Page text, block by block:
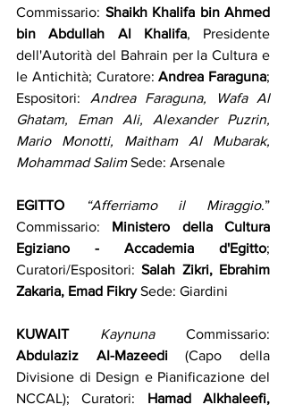
Commissario: Shaikh Khalifa bin Ahmed
bin Abdullah Al Khalifa, Presidente
dell'Autorità del Bahrain per la Cultura e
le Antichità; Curatore: Andrea Faraguna;
Espositori: Andrea Faraguna, Wafa Al
Ghatam, Eman Ali, Alexander Puzrin,
Mario Monotti, Maitham Al Mubarak,
Mohammad Salim Sede: Arsenale
EGITTO “Afferriamo il Miraggio.”
Commissario: Ministero della Cultura
Egiziano - Accademia d'Egitto;
Curatori/Espositori: Salah Zikri, Ebrahim
Zakaria, Emad Fikry Sede: Giardini
KUWAIT Kaynuna
Abdulaziz AI-Mazeedi (Capo della
Divisione di Design e Pianificazione del
NCCAL); Curatori: Hamad Alkhaleefi,